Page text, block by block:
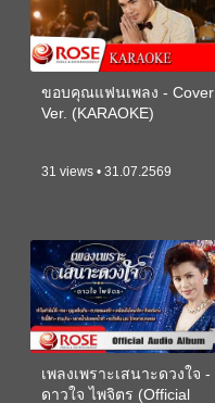
ขอบคุณแฟนเพลง - Cover
Ver. (KARAOKE)
31 views • 31.07.2569
เพลงเพราะเสนาะดวงใจ -
ดาวใจ ไพจิตร (Official